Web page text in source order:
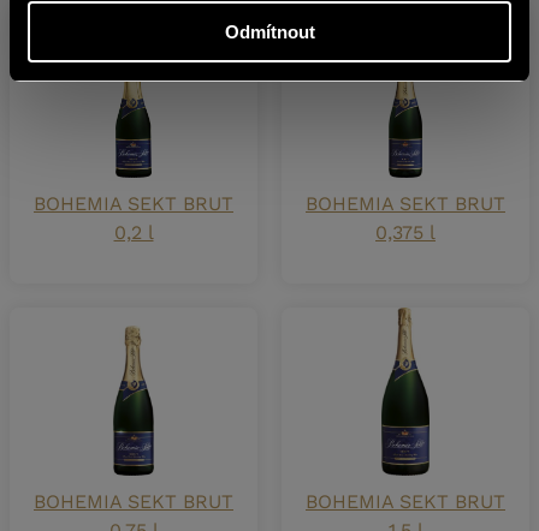
Odmítnout
BOHEMIA SEKT BRUT
0,2 l
BOHEMIA SEKT BRUT
0,375 l
BOHEMIA SEKT BRUT
BOHEMIA SEKT BRUT